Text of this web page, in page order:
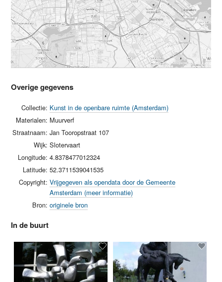
Overige gegevens
Collectie: Kunst in de openbare ruimte (Amsterdam)
Materialen: Muurverf
Straatnaam: Jan Tooropstraat 107
Wijk: Slotervaart
Longitude: 4.8378477012324
Latitude: 52.3711539041535
Copyright: Vrijgegeven als opendata door de Gemeente
Amsterdam (meer informatie)
Bron: originele bron
In de buurt